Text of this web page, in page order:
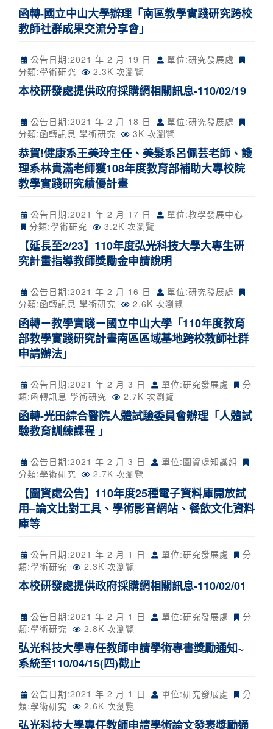
函轉-國立中山大學辦理「南區教學實踐研究跨校
教師社群成果交流分享會」
公告日期:2021 年 2 月 19 日
單位:研究發展處
分類:學術研究 2.3K 次瀏覽
本校研發處提供政府採購網相關訊息-110/02/19
公告日期:2021 年 2 月 18 日
單位:研究發展處
分類:函轉訊息 學術研究 3K 次瀏覽
恭賀!健康系王美玲主任、美髮系呂佩芸老師、護
理系林貴滿老師獲108年度教育部補助大專校院
教學實踐研究績優計畫
公告日期:2021 年 2 月 17 日
單位:教學發展中心
分類:學術研究 3.2K 次瀏覽
【延長至2/23】110年度弘光科技大學大專生研
究計畫指導教師獎勵金申請說明
公告日期:2021 年 2 月 16 日
單位:研究發展處
分類:函轉訊息 學術研究 2.6K 次瀏覽
函轉－教學實踐－國立中山大學「110年度教育
部教學實踐研究計畫南區區域基地跨校教師社群
申請辦法」
公告日期:2021 年 2 月 3 日 單位:研究發展處
分
類:函轉訊息 學術研究 2.7K 次瀏覽
函轉-光田綜合醫院人體試驗委員會辦理「人體試
驗教育訓練課程 」
公告日期:2021 年 2 月 3 日
單位:圖資處知識組
分類:學術研究 2.7K 次瀏覽
【圖資處公告】110年度25種電子資料庫開放試
用–論文比對工具、學術影音網站、餐飲文化資料
庫等
公告日期:2021 年 2 月 1 日 單位:研究發展處
分
類:學術研究 2.3K 次瀏覽
本校研發處提供政府採購網相關訊息-110/02/01
公告日期:2021 年 2 月 1 日 單位:研究發展處
分
類:學術研究 2.8K 次瀏覽
弘光科技大學專任教師申請學術專書獎勵通知~
系統至110/04/15(四)截止
公告日期:2021 年 2 月 1 日 單位:研究發展處
分
類:學術研究 2.6K 次瀏覽
弘光科技大學專任教師申請學術論文發表獎勵通